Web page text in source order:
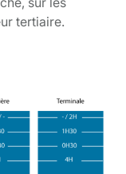
tertiaire.